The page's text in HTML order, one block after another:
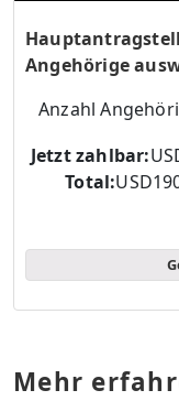
Angehörige
Anzahl
Jetzt zahlbar:
Total:
Mehr